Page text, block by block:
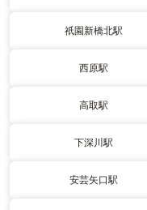
祇園新橋北駅
西原駅
高取駅
下深川駅
安芸矢口駅